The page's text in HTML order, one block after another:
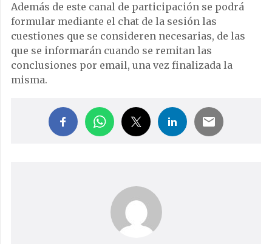
Además de este canal de participación se podrá
formular mediante el chat de la sesión las
cuestiones que se consideren necesarias, de las
que se informarán cuando se remitan las
conclusiones por email, una vez finalizada la
misma.